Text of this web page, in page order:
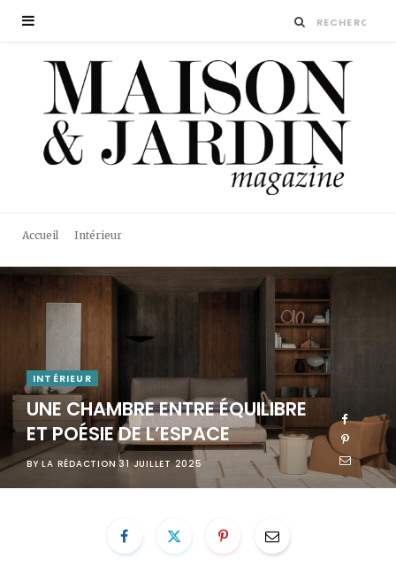
Accueil Intérieur
INTÉRIEUR
UNE CHAMBRE ENTRE ÉQUILIBRE
ET POÉSIE DE L’ESPACE
BY LA RÉDACTION 31 JUILLET 2025